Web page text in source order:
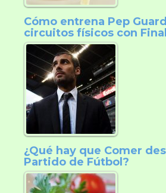
Cómo entrena Pep
circuitos físicos con
¿Qué hay que Comer
Partido de Fútbol?